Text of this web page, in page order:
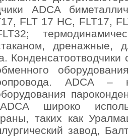
ADCA
FLT 17 HC, FLT17,
дренажные,
ADCA –
широко
таких как
завод,